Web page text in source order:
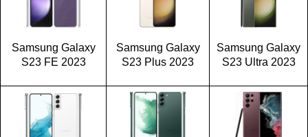
Samsung Galaxy
S23 FE 2023
Samsung Galaxy
S23 Plus 2023
Samsung Galaxy
S23 Ultra 2023